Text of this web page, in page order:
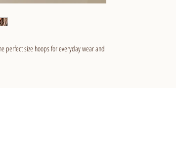
perfect size hoops for everyday wear and